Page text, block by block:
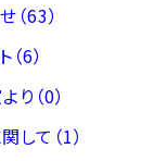
（63）
6）
り（0）
して（1）